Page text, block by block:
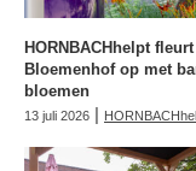
HORNBACHhelpt fleurt
Bloemenhof op met
bloemen
13 juli 2026 |